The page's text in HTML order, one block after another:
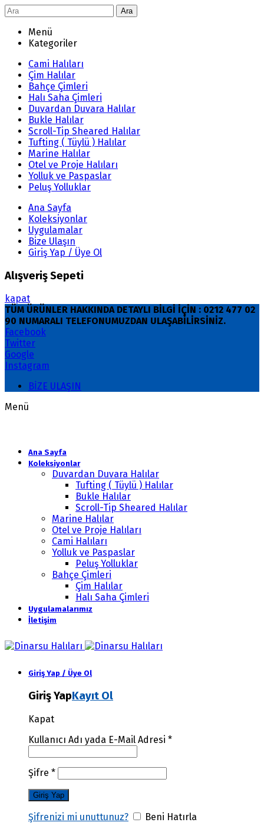
Ara
Menü
Kategoriler
Cami Halıları
Çim Halılar
Bahçe Çimleri
Halı Saha Çimleri
Duvardan Duvara Halılar
Bukle Halılar
Scroll-Tip Sheared Halılar
Tufting ( Tüylü ) Halılar
Marine Halılar
Otel ve Proje Halıları
Yolluk ve Paspaslar
Peluş Yolluklar
Ana Sayfa
Koleksiyonlar
Uygulamalar
Bize Ulaşın
Giriş Yap / Üye Ol
Alışveriş Sepeti
kapat
TÜM ÜRÜNLER HAKKINDA DETAYLI BİLGİ İÇİN : 0212 477 02
90 NUMARALI TELEFONUMUZDAN ULAŞABİLİRSİNİZ.
Facebook
Twitter
Google
Instagram
BİZE ULAŞIN
Menü
Ana Sayfa
Koleksiyonlar
Duvardan Duvara Halılar
Tufting ( Tüylü ) Halılar
Bukle Halılar
Scroll-Tip Sheared Halılar
Marine Halılar
Otel ve Proje Halıları
Cami Halıları
Yolluk ve Paspaslar
Peluş Yolluklar
Bahçe Çimleri
Çim Halılar
Halı Saha Çimleri
Uygulamalarımız
İletişim
Giriş Yap / Üye Ol
Giriş YapKayıt Ol
Kapat
Kullanıcı Adı yada E-Mail Adresi *
Şifre *
Şifrenizi mi unuttunuz?
Beni Hatırla